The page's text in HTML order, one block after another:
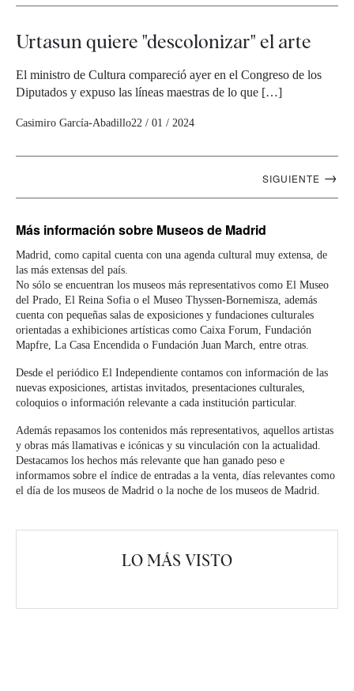
Urtasun quiere "descolonizar" el arte
El ministro de Cultura compareció ayer en el Congreso de los
Diputados y expuso las líneas maestras de lo que […]
Casimiro García-Abadillo22 / 01 / 2024
SIGUIENTE →
Más información sobre Museos de Madrid
Madrid, como capital cuenta con una agenda cultural muy extensa, de
las más extensas del país.
No sólo se encuentran los museos más representativos como El Museo
del Prado, El Reina Sofia o el Museo Thyssen-Bornemisza, además
cuenta con pequeñas salas de exposiciones y fundaciones culturales
orientadas a exhibiciones artísticas como Caixa Forum, Fundación
Mapfre, La Casa Encendida o Fundación Juan March, entre otras.
Desde el periódico El Independiente contamos con información de las
nuevas exposiciones, artistas invitados, presentaciones culturales,
coloquios o información relevante a cada institución particular.
Además repasamos los contenidos más representativos, aquellos artistas
y obras más llamativas e icónicas y su vinculación con la actualidad.
Destacamos los hechos más relevante que han ganado peso e
informamos sobre el índice de entradas a la venta, días relevantes como
el día de los museos de Madrid o la noche de los museos de Madrid.
LO MÁS VISTO